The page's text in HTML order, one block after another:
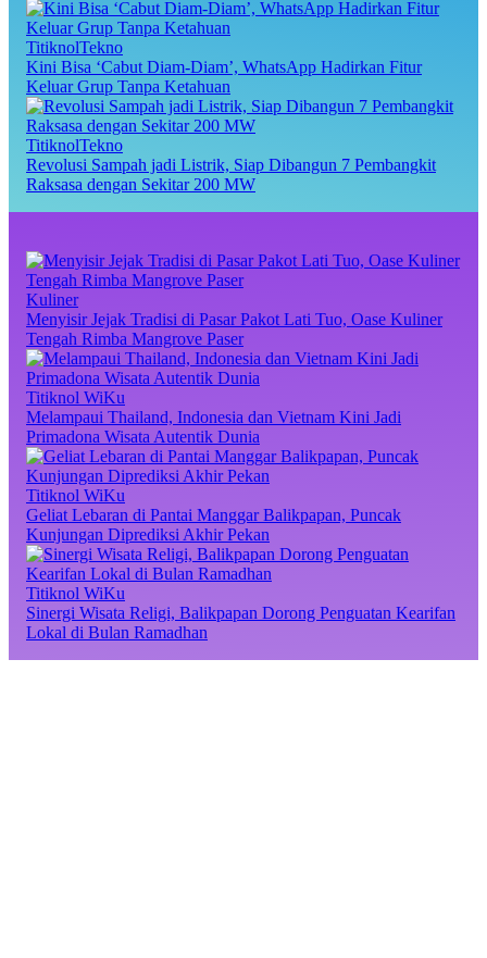
TitiknolTekno
Kini Bisa ‘Cabut Diam-Diam’, WhatsApp Hadirkan Fitur
Keluar Grup Tanpa Ketahuan
TitiknolTekno
Revolusi Sampah jadi Listrik, Siap Dibangun 7 Pembangkit
Raksasa dengan Sekitar 200 MW
Kuliner
Menyisir Jejak Tradisi di Pasar Pakot Lati Tuo, Oase Kuliner
Tengah Rimba Mangrove Paser
Titiknol WiKu
Melampaui Thailand, Indonesia dan Vietnam Kini Jadi
Primadona Wisata Autentik Dunia
Titiknol WiKu
Geliat Lebaran di Pantai Manggar Balikpapan, Puncak
Kunjungan Diprediksi Akhir Pekan
Titiknol WiKu
Sinergi Wisata Religi, Balikpapan Dorong Penguatan Kearifan
Lokal di Bulan Ramadhan